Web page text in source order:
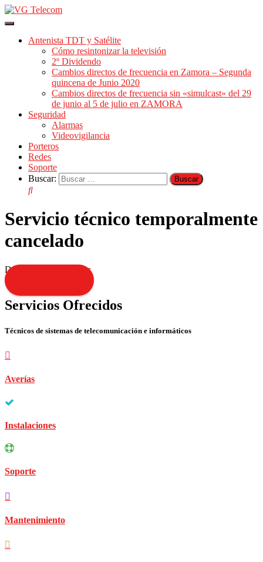
Cambiar
navegación
Antenista TDT y Satélite
Cómo resintonizar la televisión
2º Dividendo
Cambios directos de frecuencia en Zamora – Segunda
quincena de Junio 2020
Cambios directos de frecuencia sin «simulcast» del 29
de junio al 5 de julio en ZAMORA
Seguridad
Alarmas
Videovigilancia
Porteros
Redes
Soporte
Buscar:
Servicio técnico temporalmente
cancelado
Disculpen las molestias
Servicios Ofrecidos
Técnicos de sistemas de telecomunicación e informáticos
Averías
Instalaciones
Soporte
Mantenimiento